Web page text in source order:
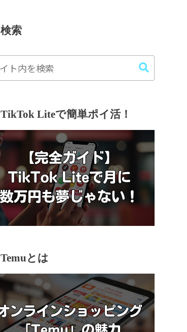
検索
TikTok Liteで簡単ポイ活！
Temuとは